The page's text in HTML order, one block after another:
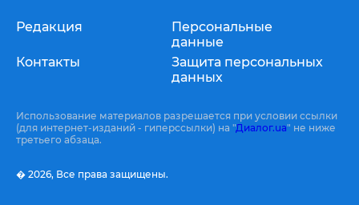
Редакция
Контакты
Персональные
данные
Защита персональных
данных
Использование материалов разрешается при условии ссылки
(для интернет-изданий - гиперссылки) на "Диалог.ua" не ниже
третьего абзаца.
� 2026, Все права защищены.